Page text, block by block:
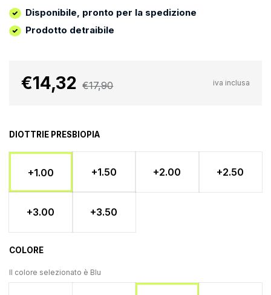
Disponibile, pronto per la spedizione
Prodotto detraibile
€14,32 €17,90 iva inclusa
DIOTTRIE PRESBIOPIA
+1.00 +1.50 +2.00 +2.50
+3.00 +3.50
COLORE
Il colore selezionato è Blu